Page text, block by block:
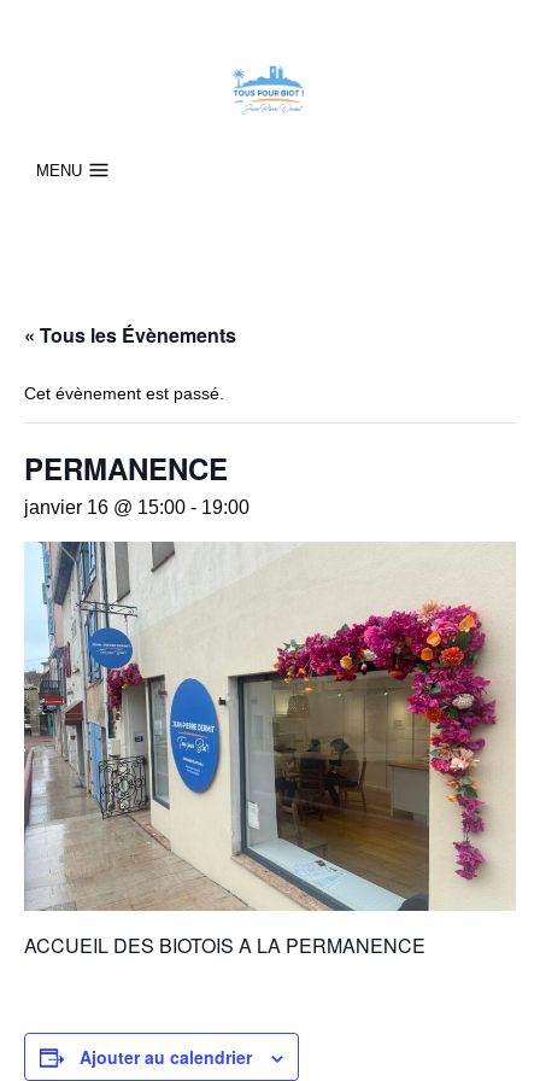
MENU
« Tous les Évènements
Cet évènement est passé.
PERMANENCE
janvier 16 @ 15:00 - 19:00
ACCUEIL DES BIOTOIS A LA PERMANENCE
Ajouter au calendrier